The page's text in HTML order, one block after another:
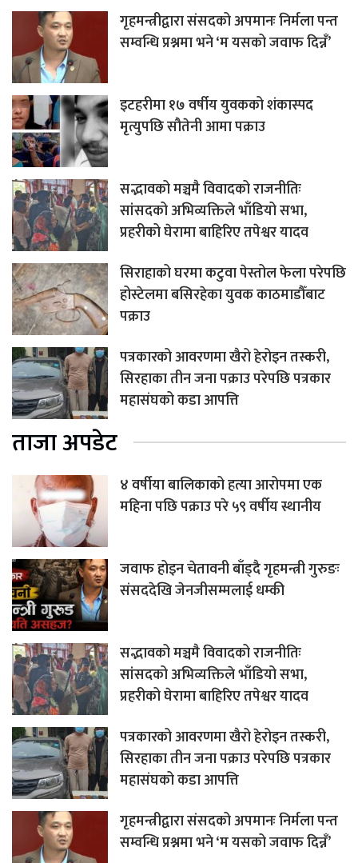
गृहमन्त्रीद्वारा संसदको अपमानः निर्मला पन्त
सम्वन्धि प्रश्नमा भने ‘म यसको जवाफ दिन्नँ’
इटहरीमा १७ वर्षीय युवकको शंकास्पद
मृत्युपछि सौतेनी आमा पक्राउ
सद्भावको मञ्चमै विवादको राजनीतिः
सांसदको अभिव्यक्तिले भाँडियो सभा,
प्रहरीको घेरामा बाहिरिए तपेश्वर यादव
सिराहाको घरमा कटुवा पेस्तोल फेला परेपछि
होस्टेलमा बसिरहेका युवक काठमाडौँबाट
पक्राउ
पत्रकारको आवरणमा खैरो हेरोइन तस्करी,
सिरहाका तीन जना पक्राउ परेपछि पत्रकार
महासंघको कडा आपत्ति
ताजा अपडेट
४ वर्षीया बालिकाको हत्या आरोपमा एक
महिना पछि पक्राउ परे ५९ वर्षीय स्थानीय
जवाफ होइन चेतावनी बाँड्दै गृहमन्त्री गुरुङः
संसददेखि जेनजीसम्मलाई धम्की
सद्भावको मञ्चमै विवादको राजनीतिः
सांसदको अभिव्यक्तिले भाँडियो सभा,
प्रहरीको घेरामा बाहिरिए तपेश्वर यादव
पत्रकारको आवरणमा खैरो हेरोइन तस्करी,
सिरहाका तीन जना पक्राउ परेपछि पत्रकार
महासंघको कडा आपत्ति
गृहमन्त्रीद्वारा संसदको अपमानः निर्मला पन्त
सम्वन्धि प्रश्नमा भने ‘म यसको जवाफ दिन्नँ’